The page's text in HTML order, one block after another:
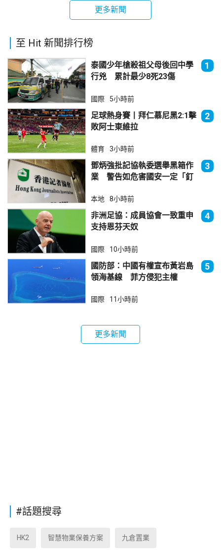
更多新聞
至 Hit 新聞排行榜
泰國少年槍殺祖父母後回中學
行兇 累計最少8死23傷
1
國際 5小時前
足球熱身賽丨拜仁慕尼黑2:1擊
敗阿士東維拉
2
體育 3小時前
鄧炳強批記協執委選舉黑箱作
業 警告如危害國安一定「釘
3
本地 8小時前
非洲足協：成員協會一致重申
支持恩芬天奴
4
國際 10小時前
國防部：中國有權宣布黃岩島
領海基線 菲方侵犯主權
5
國際 11小時前
更多新聞
#話題搜尋
HK2 智慧物業保養方案 九倉置業